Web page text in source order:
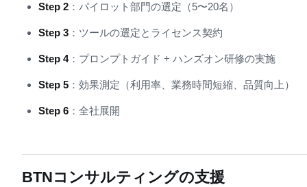
Step 2 ：パイロット部門の選定（5〜20名）
Step 3 ：ツールの選定とライセンス契約
Step 4：プロンプトガイド + ハンズオン研修の実施
Step 5 ：効果測定（利用率、業務時間短縮、品質向上）
Step 6 ：全社展開
BTNコンサルティングの支援